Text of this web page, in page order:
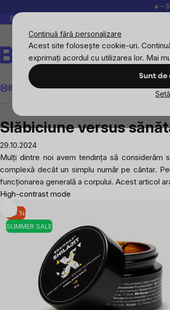
Continuă fără personalizare
Acest site folosește cookie-uri.
exprimați acordul cu utilizarea lor. Mai
Sunt de
Peste 200.000 de recenzii verificate
Căutare
BrainMax
SportImunitateFemeiBărbați
Slăbiciune versus
29.10.2024
Mulți dintre noi avem tendința să considerăm
complexă decât un simplu număr pe cântar.
funcționarea generală a corpului. Acest articol
High-contrast mode
SUMMER SALE
-10 %